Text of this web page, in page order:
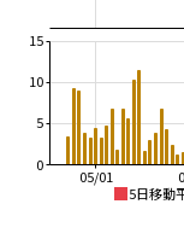
5日移動
05/01
0
5
10
15